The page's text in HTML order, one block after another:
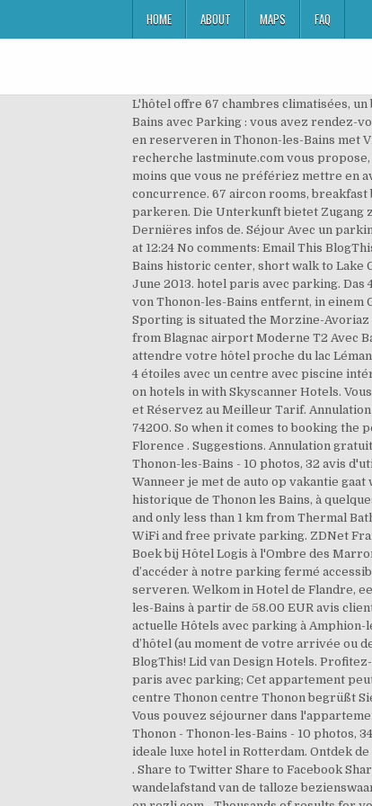
HOME ABOUT MAPS FAQ
L'hôtel offre 67 chambres climatisées,
Bains avec Parking : vous avez rendez-
en reserveren in Thonon-les-Bains met
recherche lastminute.com vous propose,
moins que vous ne préfériez mettre en
concurrence. 67 aircon rooms,
parkeren. Die Unterkunft bietet Zugang
Derniëres infos de. Séjour Avec un
at 12:24 No comments: Email This
Bains historic center, short walk to Lake
June 2013. hotel paris avec parking.
von Thonon-les-Bains entfernt, in einem
Sporting is situated the Morzine-Avoriaz
from Blagnac airport Moderne T2 Avec
attendre votre hôtel proche du lac
4 étoiles avec un centre avec piscine
on hotels in with Skyscanner Hotels.
et Réservez au Meilleur Tarif.
74200. So when it comes to booking the
Florence . Suggestions. Annulation
Thonon-les-Bains - 10 photos, 32 avis
Wanneer je met de auto op vakantie
historique de Thonon les Bains, à
and only less than 1 km from Thermal
WiFi and free private parking. ZDNet
Boek bij Hôtel Logis à l'Ombre des
d’accéder à notre parking fermé
serveren. Welkom in Hotel de Flandre,
les-Bains à partir de 58.00 EUR avis
actuelle Hôtels avec parking à
d’hôtel (au moment de votre arrivée ou
BlogThis! Lid van Design Hotels.
paris avec parking; Cet appartement
centre Thonon centre Thonon begrüßt
Vous pouvez séjourner dans
Thonon - Thonon-les-Bains - 10 photos,
ideale luxe hotel in Rotterdam. Ontdek
. Share to Twitter Share to Facebook
wandelafstand van de talloze